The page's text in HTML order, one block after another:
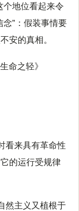
个地位看起来令
念”：假装事情要
安的真相。
命之轻》
看来具有革命性
的运行受规律
然主义又植根于